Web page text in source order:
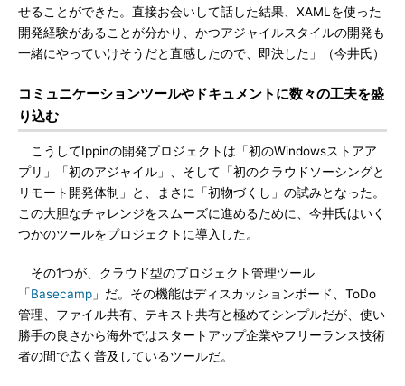
せることができた。直接お会いして話した結果、XAMLを使った
開発経験があることが分かり、かつアジャイルスタイルの開発も
一緒にやっていけそうだと直感したので、即決した」（今井氏）
コミュニケーションツールやドキュメントに数々の工夫を盛
り込む
こうしてIppinの開発プロジェクトは「初のWindowsストアア
プリ」「初のアジャイル」、そして「初のクラウドソーシングと
リモート開発体制」と、まさに「初物づくし」の試みとなった。
この大胆なチャレンジをスムーズに進めるために、今井氏はいく
つかのツールをプロジェクトに導入した。
その1つが、クラウド型のプロジェクト管理ツール
「Basecamp 」だ。その機能はディスカッションボード、ToDo
管理、ファイル共有、テキスト共有と極めてシンプルだが、使い
勝手の良さから海外ではスタートアップ企業やフリーランス技術
者の間で広く普及しているツールだ。